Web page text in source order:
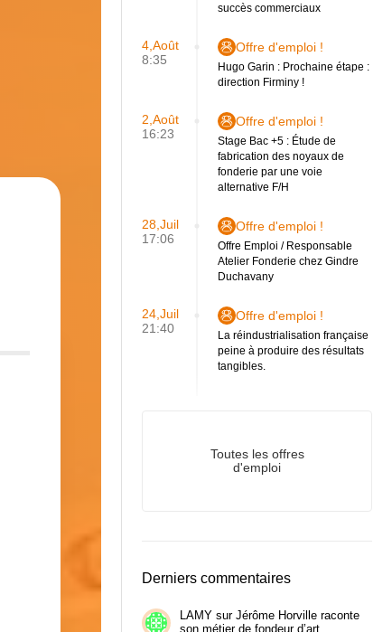
succès commerciaux
4,Août
8:35
Offre d'emploi !
Hugo Garin : Prochaine étape :
direction Firminy !
2,Août
16:23
Offre d'emploi !
Stage Bac +5 : Étude de
fabrication des noyaux de
fonderie par une voie
alternative F/H
28,Juil
17:06
Offre d'emploi !
Offre Emploi / Responsable
Atelier Fonderie chez Gindre
Duchavany
24,Juil
21:40
Offre d'emploi !
La réindustrialisation française
peine à produire des résultats
tangibles.
Toutes les offres
d'emploi
Derniers commentaires
LAMYsur Jérôme Horville raconte
son métier de fondeur d’art